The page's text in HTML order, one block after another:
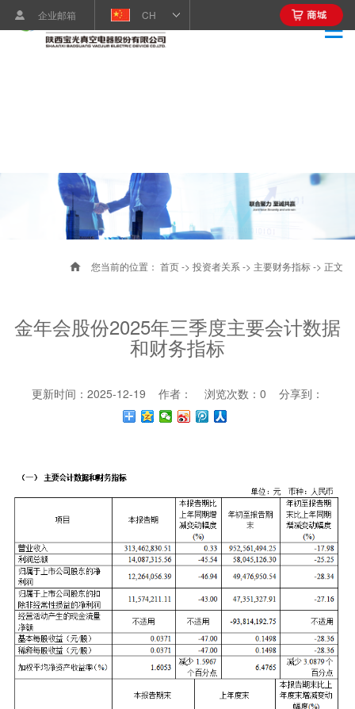
企业邮箱 CH
您当前的位置： 首页-> 投资者关系 -> 主要财务指标-> 正文
金年会股份2025年三季度主要会计数据
和财务指标
更新时间：2025-12-19 作者： 浏览次数： 0 分享到：